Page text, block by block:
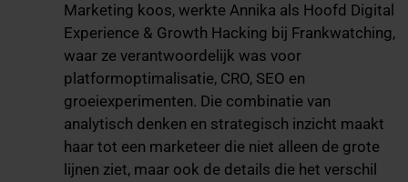
Marketing koos, werkte Annika als Hoofd Digital
Experience & Growth Hacking bij Frankwatching,
waar ze verantwoordelijk was voor
platformoptimalisatie, CRO, SEO en
groeiexperimenten. Die combinatie van
analytisch denken en strategisch inzicht maakt
haar tot een marketeer die niet alleen de grote
lijnen ziet, maar ook de details die het verschil